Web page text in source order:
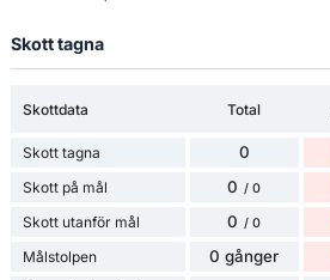
Skott tagna
Skottdata Total
Skott tagna 0
Skott på mål 0 / 0
Skott utanför mål 0 / 0
Målstolpen 0 gånger